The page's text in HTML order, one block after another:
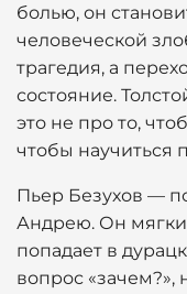
болью, он
человеческой
трагедия, а
состояние.
это не про то,
чтобы научиться
Пьер Безухов —
Андрею. Он
попадает в
вопрос «зачем?»,